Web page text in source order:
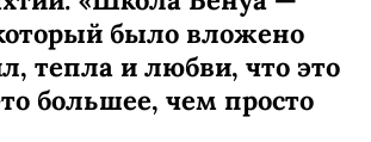
«Школа Бенуа —
было вложено
тепла и любви, что это
большее, чем просто